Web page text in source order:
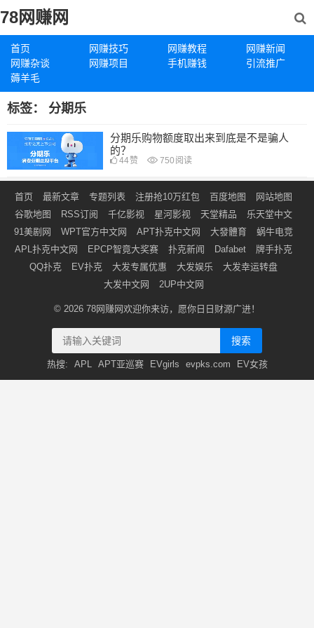
78网赚网
首页 网赚技巧 网赚教程
网赚新闻
网赚杂谈
网赚项目 手机赚钱
引流推广
薅羊毛
标签： 分期乐
分期乐购物额度取出来到底是不是骗人
的？
44赞 750 阅读
首页 最新文章 专题列表 注册抢10万红包 百度地图
网站地图
谷歌地图
RSS订阅 千亿影视 星河影视 天堂精品
乐天堂中文
91美剧网
WPT官方中文网 APT扑克中文网 大發體育
蜗牛电竞
APL扑克中文网
EPCP智竟大奖赛 扑克新闻 Dafabet
牌手扑克
QQ扑克
EV扑克 大发专属优惠 大发娱乐
大发幸运转盘
大发中文网
2UP中文网
© 2026 78网赚网欢迎你来访，愿你日日财源广进！
搜索
热搜: APL APT亚巡赛 EVgirls evpks.com EV女孩